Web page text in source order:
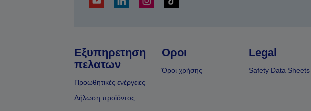
Εξυπηρετηση
πελατων
Προωθητικές ενέργειες
Δήλωση προϊόντος
Οροι
Όροι χρήσης
Legal
Safety Data Sheets